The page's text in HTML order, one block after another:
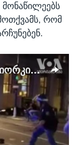
რომ
კიდევ ერთი მძიმე ღამე ნიუ-იორკისთვის - პოლიციამ 200-ზე მეტი აქციის მონაწილე დააკავა
available